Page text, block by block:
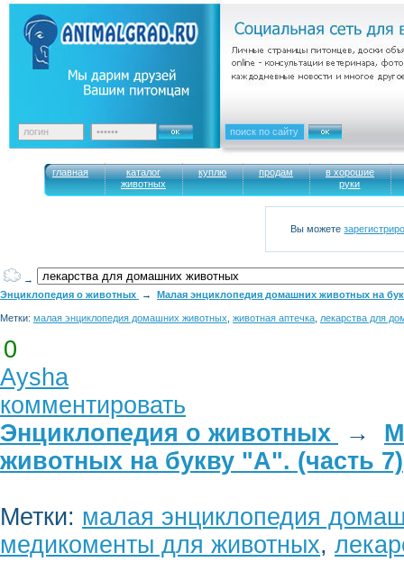
главная
каталог
животных
куплю продам
в хорошие
руки
Вы можете
→
Энциклопедия о животных
→ Малая энциклопедия домашних животных на
Метки: малая энциклопедия домашних животных животная аптечка лекарства для
0
Aysha
комментировать
Энциклопедия о животных
→
животных на букву "А". (часть 7)
Метки: малая энциклопедия
медикоменты для животных,